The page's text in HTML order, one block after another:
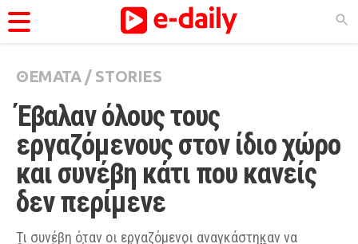
ΚΑΤΗΓΟΡΊΕΣ
Ειδήσεις
Θέματα
Videos
Podcasts
Viral
ΘΕΜΑΤΑ/ STORIES
Έβαλαν όλους τους
εργαζόμενους στον ίδιο χώρο
και συνέβη κάτι που κανείς
δεν περίμενε
Τι συνέβη όταν οι εργαζόμενοι αναγκάστηκαν να